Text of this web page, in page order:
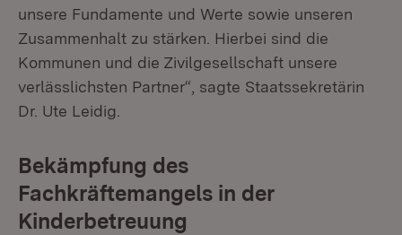
unsere Fundamente und Werte sowie unseren
Zusammenhalt zu stärken. Hierbei sind die
Kommunen und die Zivilgesellschaft unsere
verlässlichsten Partner“, sagte Staatssekretärin
Dr. Ute Leidig.
Bekämpfung des
Fachkräftemangels in der
Kinderbetreuung